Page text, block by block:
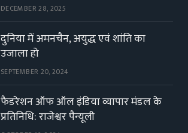
DECEMBER 28, 2025
दुनिया में अमनचैन, अयुद्ध एवं शांति का
उजाला हो
SEPTEMBER 20, 2024
फैडरेशन ऑफ ऑल इंडिया व्यापार मंडल के
प्रतिनिधि: राजेश्वर पैन्यूली